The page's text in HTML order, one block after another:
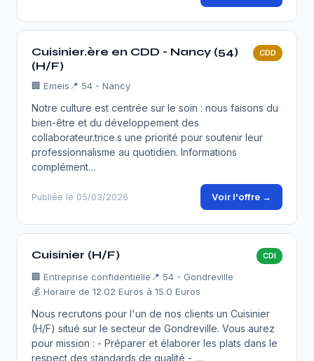
Cuisinier.ère en CDD - Nancy (54)
(H/F)
CDD
🏢 Emeis 📍 54 - Nancy
Notre culture est centrée sur le soin : nous faisons du
bien-être et du développement des
collaborateur.trice.s une priorité pour soutenir leur
professionnalisme au quotidien. Informations
complément…
Publiée le 05/03/2026 Voir l'offre →
Cuisinier (H/F) CDI
🏢 Entreprise confidentielle 📍 54 - Gondreville
💰 Horaire de 12.02 Euros à 15.0 Euros
Nous recrutons pour l'un de nos clients un Cuisinier
(H/F) situé sur le secteur de Gondreville. Vous aurez
pour mission : - Préparer et élaborer les plats dans le
respect des standards de qualité - …